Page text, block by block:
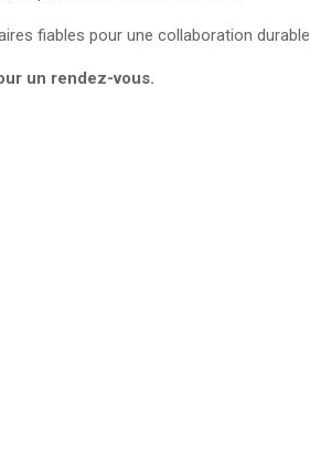
fiables pour une collaboration durable.
un rendez-vous.